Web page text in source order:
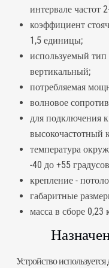
интервале частот
коэффициент
1,5 единицы;
используемый тип
вертикальный;
потребляемая
волновое
для подключения
высокочастотный
температура
-40 до +55
крепление -
габаритные
масса в сборе 0,23
Устройство